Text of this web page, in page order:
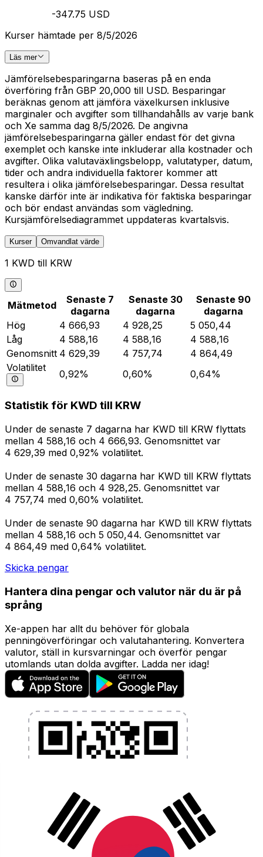
-347.75 USD
Kurser hämtade per 8/5/2026
Läs mer
Jämförelsebesparingarna baseras på en enda
överföring från GBP 20,000 till USD. Besparingar
beräknas genom att jämföra växelkursen inklusive
marginaler och avgifter som tillhandahålls av varje bank
och Xe samma dag 8/5/2026. De angivna
jämförelsebesparingarna gäller endast för det givna
exemplet och kanske inte inkluderar alla kostnader och
avgifter. Olika valutaväxlingsbelopp, valutatyper, datum,
tider och andra individuella faktorer kommer att
resultera i olika jämförelsebesparingar. Dessa resultat
kanske därför inte är indikativa för faktiska besparingar
och bör endast användas som vägledning.
Kursjämförelsediagrammet uppdateras kvartalsvis.
Kurser Omvandlat värde
1 KWD till KRW
Mätmetod
Senaste 7
dagarna
Senaste 30
dagarna
Senaste 90
dagarna
Hög
4 666,93 4 928,25
5 050,44
Låg
4 588,16 4 588,16
4 588,16
Genomsnitt 4 629,39 4 757,74
4 864,49
Volatilitet
0,92% 0,60% 0,64%
Statistik för KWD till KRW
Under de senaste 7 dagarna har KWD till KRW flyttats
mellan 4 588,16 och 4 666,93. Genomsnittet var
4 629,39 med 0,92% volatilitet.
Under de senaste 30 dagarna har KWD till KRW flyttats
mellan 4 588,16 och 4 928,25. Genomsnittet var
4 757,74 med 0,60% volatilitet.
Under de senaste 90 dagarna har KWD till KRW flyttats
mellan 4 588,16 och 5 050,44. Genomsnittet var
4 864,49 med 0,64% volatilitet.
Skicka pengar
Hantera dina pengar och valutor när du är på
språng
Xe-appen har allt du behöver för globala
penningöverföringar och valutahantering. Konvertera
valutor, ställ in kursvarningar och överför pengar
utomlands utan dolda avgifter. Ladda ner idag!